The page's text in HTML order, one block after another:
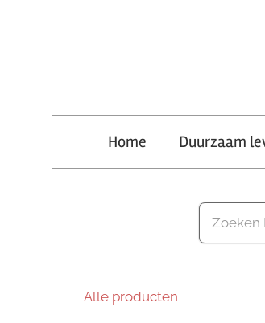
Kies
Groener
Home Duurzaam
Alle producten